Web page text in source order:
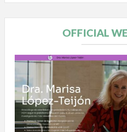
OFFICIAL